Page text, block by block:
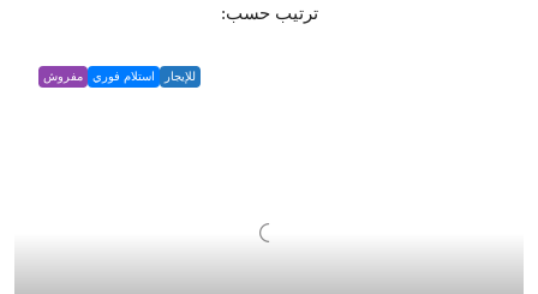
ترتيب حسب:
للإيجار استلام فوري مفروش